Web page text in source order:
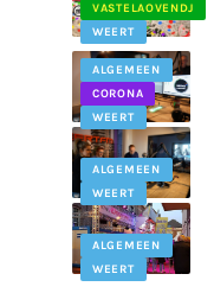
VASTELAOVENDJ
WEERT
ALGEMEEN
CORONA
WEERT
ALGEMEEN
WEERT
ALGEMEEN
WEERT